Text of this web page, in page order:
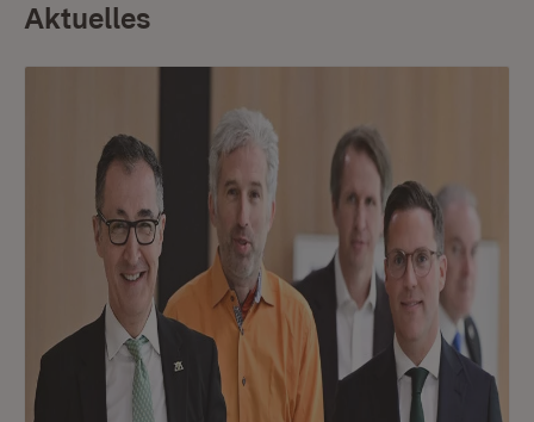
Aktuelles